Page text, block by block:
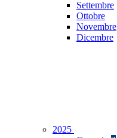
Settembre
Ottobre
Novembre
Dicembre
2025